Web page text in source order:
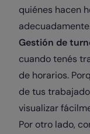
quiénes hacen
Gestión de
cuando tenés
de horarios.
de tus
visualizar
Por otro lado,